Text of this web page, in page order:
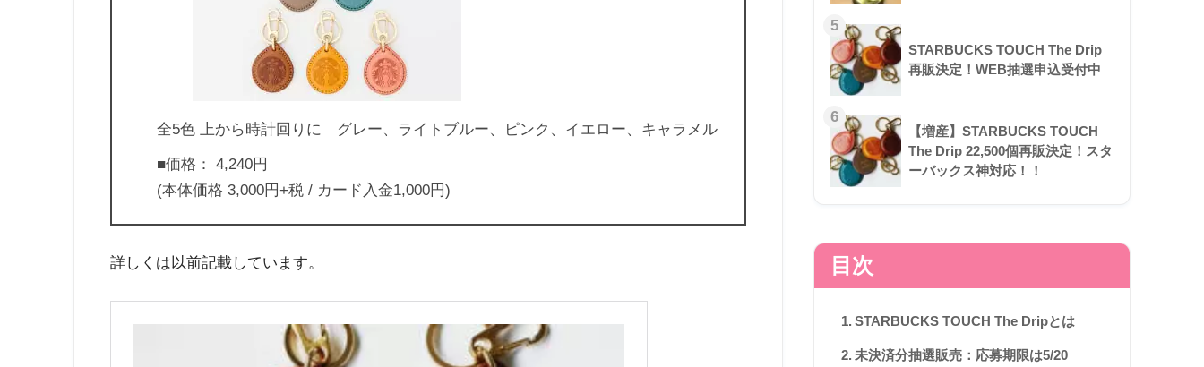
全5色 上から時計回りに グレー、ライトブルー、ピンク、イエロー、キャラメル
■価格： 4,240円
(本体価格 3,000円+税 / カード入金1,000円)
詳しくは以前記載しています。
STARBUCKS TOUCH The Drip
再販決定！WEB抽選申込受付中
【増産】STARBUCKS TOUCH
The Drip 22,500個再販決定！スタ
ーバックス神対応！！
目次
STARBUCKS TOUCH The Dripとは
未決済分抽選販売：応募期限は5/20